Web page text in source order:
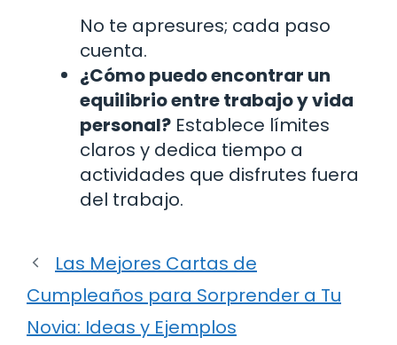
No te apresures; cada paso
cuenta.
¿Cómo puedo encontrar un
equilibrio entre trabajo y vida
personal? Establece límites
claros y dedica tiempo a
actividades que disfrutes fuera
del trabajo.
Las Mejores Cartas de
Cumpleaños para Sorprender a Tu
Novia: Ideas y Ejemplos